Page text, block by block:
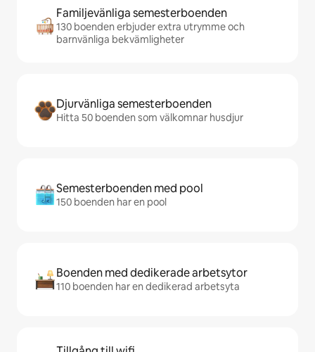
Familjevänliga semesterboenden
130 boenden erbjuder extra utrymme och
barnvänliga bekvämligheter
Djurvänliga semesterboenden
Hitta 50 boenden som välkomnar husdjur
Semesterboenden med pool
150 boenden har en pool
Boenden med dedikerade arbetsytor
110 boenden har en dedikerad arbetsyta